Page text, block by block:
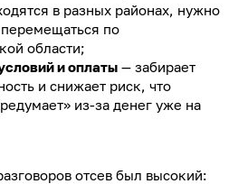
в разных районах, нужно
по
области;
и оплаты — забирает
и снижает риск, что
из-за денег уже на
отсев был высокий: